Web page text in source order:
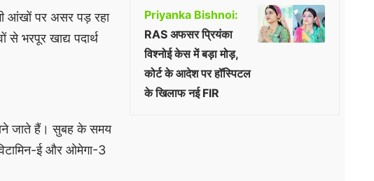
आंखों पर असर पड़ रहा
भरपूर खाद्य पदार्थ
जाते हैं। सुबह के समय
ई और ओमेगा-3
Priyanka Bishnoi:
RAS अफसर प्रियंका
विश्नोई केस में बड़ा मोड़,
कोर्ट के आदेश पर हॉस्पिटल
के खिलाफ नई FIR